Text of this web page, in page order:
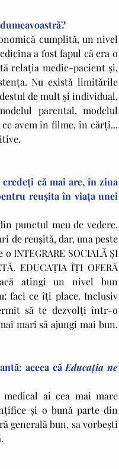
cumplită, un nivel
a fost fapul că era o
relaţia medic-pacient și,
Nu există limitările
de mult şi individual,
parental, modelul
avem în filme, în cărţi...
că mai are, în ziua
reuşita în viaţa unei
punctul meu de vedere.
de reuşită, dar, una peste
INTEGRARE SOCIALĂ ŞI
EDUCAŢIA ÎŢI OFERĂ
atingi un nivel bun
faci ce îţi place. Inclusiv
să te dezvolţi într-o
mari să ajungi mai bun.
aceea că Educaţia ne
ai cea mai mare
şi o bună parte din
generală bun, sa vorbeşti